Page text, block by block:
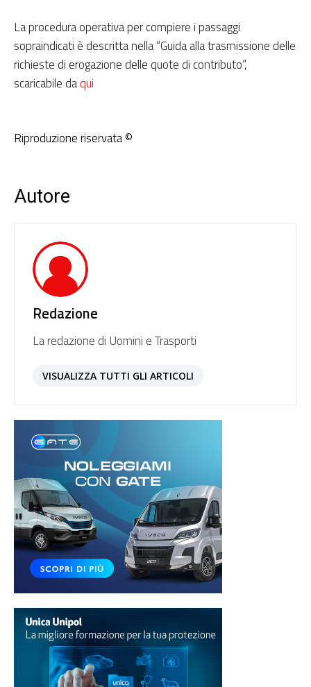
La procedura operativa per compiere i passaggi
sopraindicati è descritta nella “Guida alla trasmissione delle
richieste di erogazione delle quote di contributo”,
scaricabile daqui
Riproduzione riservata ©
Autore
Redazione
La redazione di Uomini e Trasporti
VISUALIZZA TUTTI GLI ARTICOLI